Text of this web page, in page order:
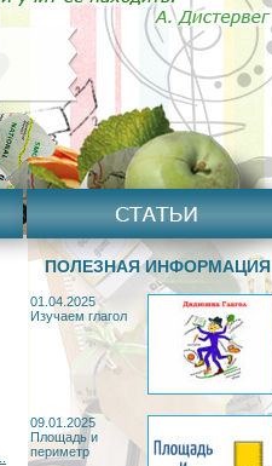
ПОЛЕЗНАЯ ИНФОРМАЦИЯ
01.04.2025
Изучаем глагол
09.01.2025
Площадь и
периметр